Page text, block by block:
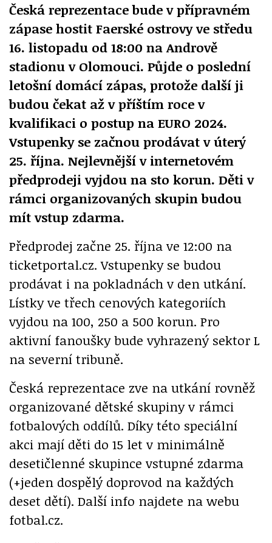
Česká reprezentace bude v přípravném
zápase hostit Faerské ostrovy ve středu
16. listopadu od 18:00 na Andrově
stadionu v Olomouci. Půjde o poslední
letošní domácí zápas, protože další ji
budou čekat až v příštím roce v
kvalifikaci o postup na EURO 2024.
Vstupenky se začnou prodávat v úterý
25. října. Nejlevnější v internetovém
předprodeji vyjdou na sto korun. Děti v
rámci organizovaných skupin budou
mít vstup zdarma.
Předprodej začne 25. října ve 12:00 na
ticketportal.cz. Vstupenky se budou
prodávat i na pokladnách v den utkání.
Lístky ve třech cenových kategoriích
vyjdou na 100, 250 a 500 korun. Pro
aktivní fanoušky bude vyhrazený sektor L
na severní tribuně.
Česká reprezentace zve na utkání rovněž
organizované dětské skupiny v rámci
fotbalových oddílů. Díky této speciální
akci mají děti do 15 let v minimálně
desetičlenné skupince vstupné zdarma
(+jeden dospělý doprovod na každých
deset dětí). Další info najdete na webu
fotbal.cz.